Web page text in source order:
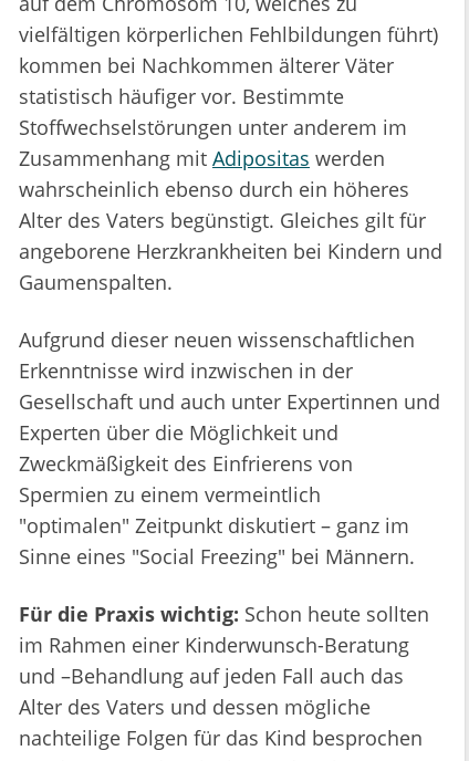
vielfältigen körperlichen Fehlbildungen führt)
kommen bei Nachkommen älterer Väter
statistisch häufiger vor. Bestimmte
Stoffwechselstörungen unter anderem im
Zusammenhang mit Adipositas werden
wahrscheinlich ebenso durch ein höheres
Alter des Vaters begünstigt. Gleiches gilt für
angeborene Herzkrankheiten bei Kindern und
Gaumenspalten.
Aufgrund dieser neuen wissenschaftlichen
Erkenntnisse wird inzwischen in der
Gesellschaft und auch unter Expertinnen und
Experten über die Möglichkeit und
Zweckmäßigkeit des Einfrierens von
Spermien zu einem vermeintlich
"optimalen" Zeitpunkt diskutiert – ganz im
Sinne eines "Social Freezing" bei Männern.
Für die Praxis wichtig: Schon heute sollten
im Rahmen einer Kinderwunsch-Beratung
und –Behandlung auf jeden Fall auch das
Alter des Vaters und dessen mögliche
nachteilige Folgen für das Kind besprochen